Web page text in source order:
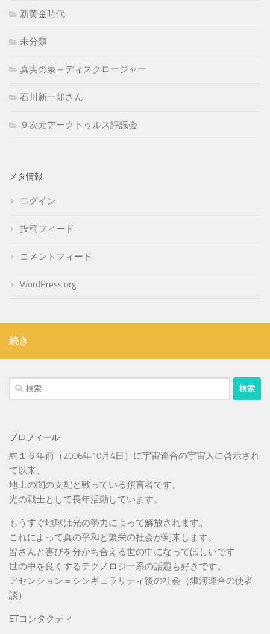
新黄金時代
未分類
真実の泉－ディスクロージャー
石川新一郎さん
９次元アークトゥルス評議会
メタ情報
ログイン
投稿フィード
コメントフィード
WordPress.org
続き
検
索:
プロフィール
約１６年前（2006年10月4日）に宇宙連合の宇宙人に啓示され
て以来、
地上の闇の支配と戦っている預言者です。
光の戦士として長年活動しています。
もうすぐ地球は光の勢力によって解放されます。
これによって真の平和と繁栄の社会が到来します。
皆さんと喜びを分かち合える世の中になってほしいです
世の中を良くするテクノロジー系の話題も好きです。
アセンション＝シンギュラリティ後の社会（銀河連合の使者
談）
ETコンタクティ